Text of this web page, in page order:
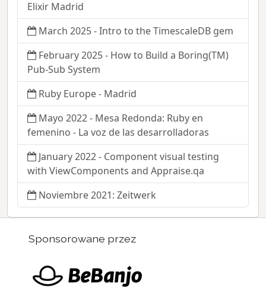
Elixir Madrid
March 2025 - Intro to the TimescaleDB gem
February 2025 - How to Build a Boring(TM)
Pub-Sub System
Ruby Europe - Madrid
Mayo 2022 - Mesa Redonda: Ruby en
femenino - La voz de las desarrolladoras
January 2022 - Component visual testing
with ViewComponents and Appraise.qa
Noviembre 2021: Zeitwerk
Sponsorowane przez